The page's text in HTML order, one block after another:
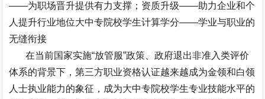
——为职场晋升提供有力支撑；资质升级——助力企业和个
人提升行业地位大中专院校学生计算学分——学业与职业的
无缝衔接
在当前国家实施“放管服”政策、政府退出非准入类评价
体系的背景下，第三方职业资格认证越来越成为金领和白领
人士执业能力的象征，成为大中专院校学生专业技能水平的